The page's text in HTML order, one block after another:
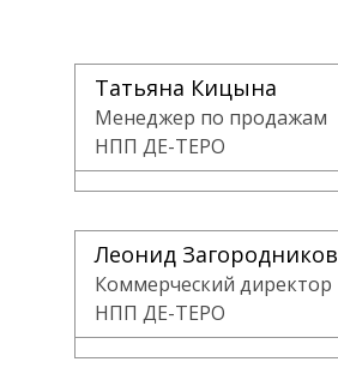
Татьяна Кицына
Менеджер по продажам
НПП ДЕ-ТЕРО
Леонид Загородников
Коммерческий директор
НПП ДЕ-ТЕРО